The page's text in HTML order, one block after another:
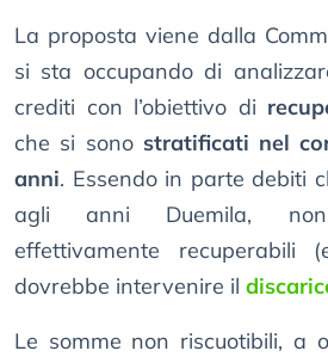
La proposta viene dalla
si sta occupando di
crediti con l’obiettivo di
che si sono stratificati nel
anni. Essendo in parte debiti
agli anni Duemila,
effettivamente recuperabili
dovrebbe intervenire il
Le somme non riscuotibili, a